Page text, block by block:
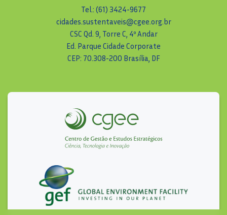
Tel.: (61) 3424-9677
cidades.sustentaveis@cgee.org.br
CSC Qd. 9, Torre C, 4º Andar
Ed. Parque Cidade Corporate
CEP: 70.308-200 Brasília, DF